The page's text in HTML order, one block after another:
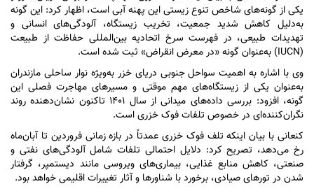
یکی از گونه‌های شاخص تنوع زیستی این پهنه آبی است، اظهار کرد: این گونه
به‌دلیل کاهش شدید جمعیت، تخریب زیستگاه، آلودگی‌های انسانی و
تهدیدات طبیعی، در فهرست سرخ اتحادیه بین‌المللی حفاظت از طبیعت
(IUCN) به‌عنوان گونه «در معرض انقراض» ثبت شده است.
وی با اشاره به اهمیت سواحل جنوبی دریای خزر به‌ویژه نوار ساحلی مازندران
به‌عنوان یکی از زیستگاه‌های مهم موقتی و مسیر‌های مهاجرت فصلی این
گونه، افزود: بررسی داده‌های میدانی از سال ۱۴۰۱ تاکنون نشان‌دهنده روند
نگران‌کننده‌ای در خصوص تلفات فوک خزری است.
کنعانی با بیان اینکه تلف فوک خزری عمدتاً در بازه زمانی فروردین تا آبان‌ماه
رخ می‌دهد، تصریح کرد: دلایل احتمالی تلفات شامل آلودگی‌های نفتی و
صنعتی، کاهش منابع غذایی، بیماری‌های ویروسی مانند دیستمپر، گرفتار
شدن در تور‌های صیادی، برخورد با شناور‌ها و آثار تغییرات اقلیمی خواهد بود.